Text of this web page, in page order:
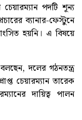
পদটি শূন্য
ব্যানার-ফেস্টুনে
হয়নি। এ বিষয়ে
বলছেন, দলের গঠনতন্ত্র
চেয়ারম্যান তারেক
দায়িত্ব পালন